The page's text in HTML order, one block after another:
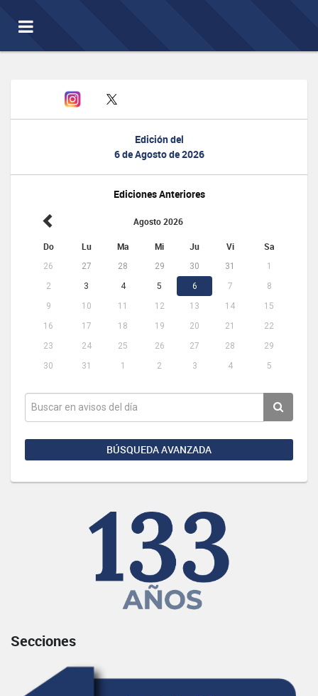
Toggle
navigation
Edición del
6 de Agosto de 2026
Ediciones Anteriores
Agosto 2026
Do Lu Ma Mi Ju Vi Sa
26 27 28 29 30 31
1
2
3 4 5 6 7
8
9
10 11 12 13 14
15
16
17 18 19 20 21
22
23
24 25 26 27 28
29
30
31 1 2 3 4 5
BÚSQUEDA AVANZADA
Secciones